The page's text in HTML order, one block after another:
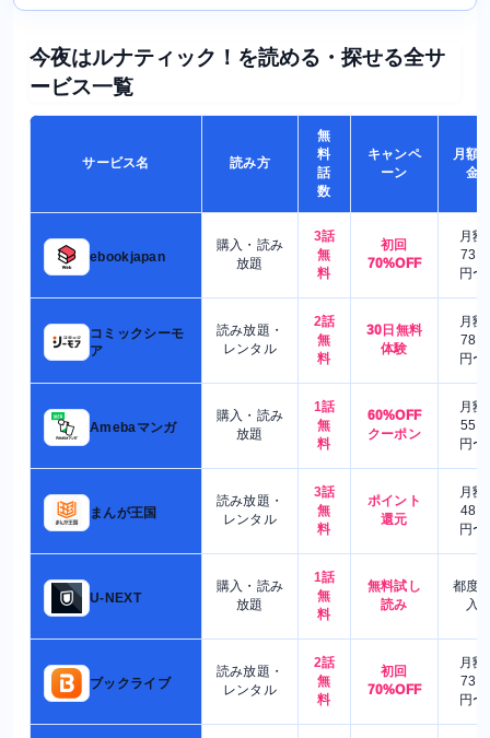
今夜はルナティック！を読める・探せる全サ
ービス一覧
サービス名 読み方
無
料
話
数
キャンペ
ーン
月額
金
ebookjapan
購入・読み
放題
3話
無
料
初回
70%OFF
月額
730
円〜
コミックシーモ
ア
読み放題・
レンタル
2話
無
料
30日無料
体験
月額
780
円〜
Amebaマンガ
購入・読み
放題
1話
無
料
60%OFF
クーポン
月額
550
円〜
まんが王国
読み放題・
レンタル
3話
無
料
ポイント
還元
月額
480
円〜
U-NEXT
購入・読み
放題
1話
無
料
無料試し
読み
都度
入
ブックライブ
読み放題・
レンタル
2話
無
料
初回
70%OFF
月額
730
円〜